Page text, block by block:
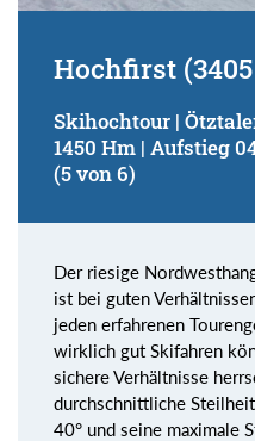
Hochfirst
Skihochtour |
1450 Hm | Aufstieg
(5 von 6)
Der riesige
ist bei guten
jeden erfahrenen
wirklich gut Skifahren
sichere Verhältnisse
durchschnittliche
40° und seine maximale